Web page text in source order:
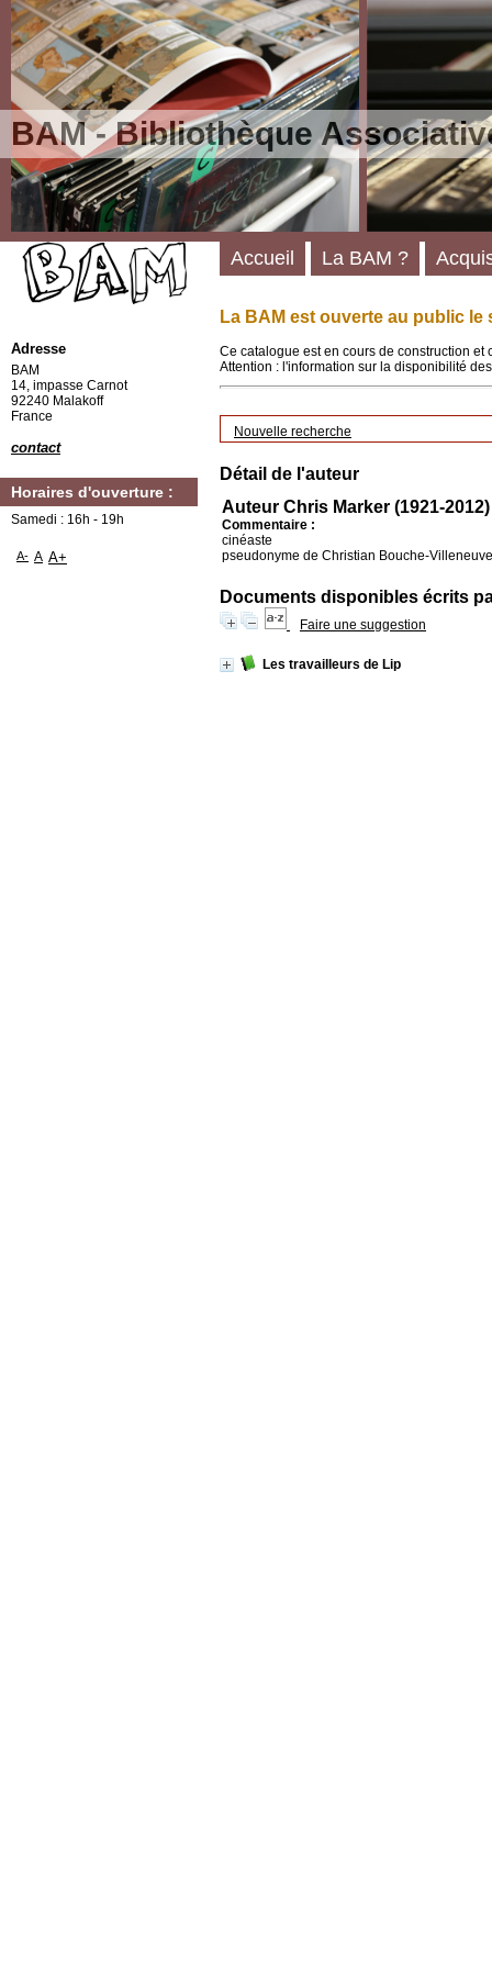
BAM - Bibliothèque
La BAM est ouverte au public le
Ce catalogue est en cours de construction
Attention : l'information sur la disponibilité
Nouvelle recherche
Détail de l'auteur
Auteur Chris Marker (1921-2012)
Commentaire :
cinéaste
pseudonyme de Christian Bouche-Villeneuve
Documents disponibles écrits
Faire une suggestion
Les travailleurs de Lip
Accueil La BAM ?
Adresse
BAM
14, impasse Carnot
92240 Malakoff
France
contact
Horaires d'ouverture :
Samedi : 16h - 19h
A- A A+